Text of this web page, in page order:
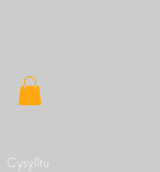
Cysylltu